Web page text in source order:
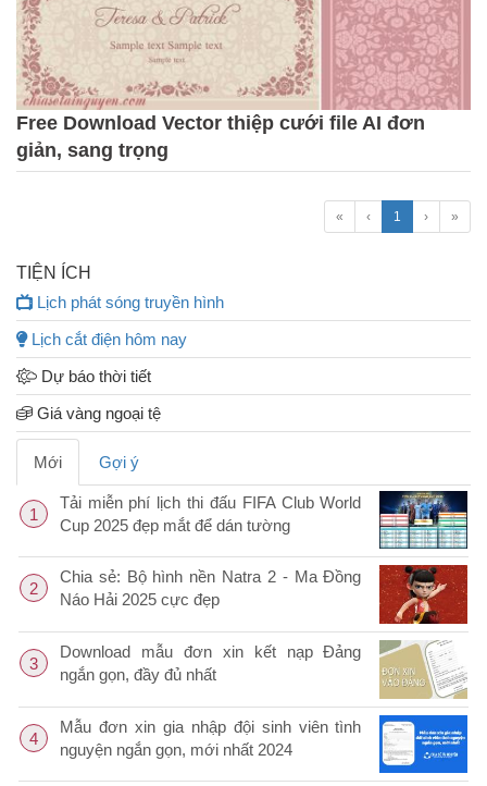
Free Download Vector thiệp cưới file AI đơn
giản, sang trọng
« ‹ 1 › »
TIỆN ÍCH
Lịch phát sóng truyền hình
Lịch cắt điện hôm nay
Dự báo thời tiết
Giá vàng ngoại tệ
Mới Gợi ý
1
Tải miễn phí lịch thi đấu FIFA Club World
Cup 2025 đẹp mắt để dán tường
2
Chia sẻ: Bộ hình nền Natra 2 - Ma Đồng
Náo Hải 2025 cực đẹp
3
Download mẫu đơn xin kết nạp Đảng
ngắn gọn, đầy đủ nhất
4
Mẫu đơn xin gia nhập đội sinh viên tình
nguyện ngắn gọn, mới nhất 2024